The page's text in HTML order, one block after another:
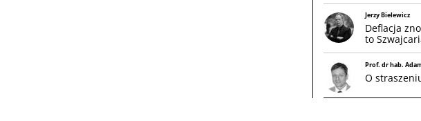
Jerzy Bielewicz
Deflacja
to
Prof. dr hab.
O